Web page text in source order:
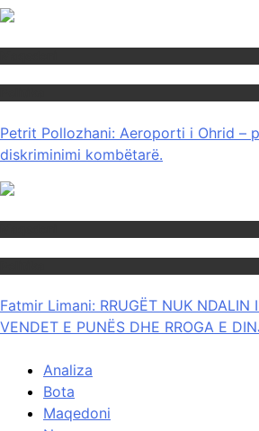
Petrit Pollozhani: Aeroporti i Ohrid –
diskriminimi kombëtarë.
Fatmir Limani: RRUGËT NUK NDALIN
VENDET E PUNËS DHE RROGA E
Analiza
Bota
Maqedoni